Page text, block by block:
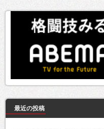
最近の投稿